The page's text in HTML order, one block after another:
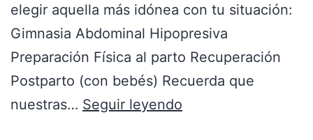
elegir aquella más idónea con tu situación:
Gimnasia Abdominal Hipopresiva
Preparación Física al parto Recuperación
Postparto (con bebés) Recuerda que
nuestras… Seguir leyendo